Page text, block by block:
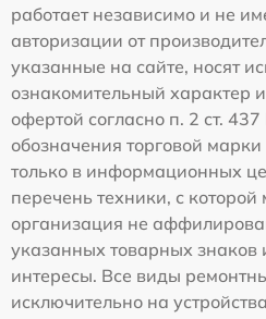
работает независимо и не
авторизации от
указанные на сайте, носят
ознакомительный характер
офертой согласно п. 2 ст.
обозначения торговой
только в информационных
перечень техники, с
организация не
указанных товарных знаков
интересы. Все виды
исключительно на